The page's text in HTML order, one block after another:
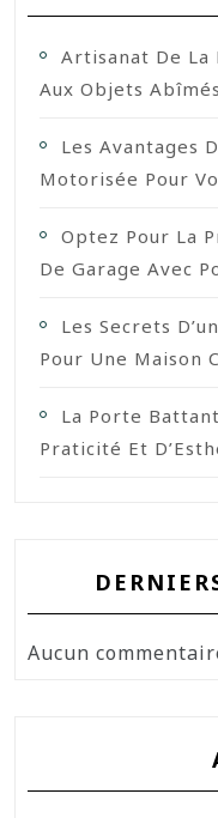
Artisanat De La
Aux Objets Abîmés
Les Avantages
Motorisée Pour
Optez Pour La
De Garage Avec
Les Secrets
Pour Une Maison
La Porte
Praticité Et
Aucun